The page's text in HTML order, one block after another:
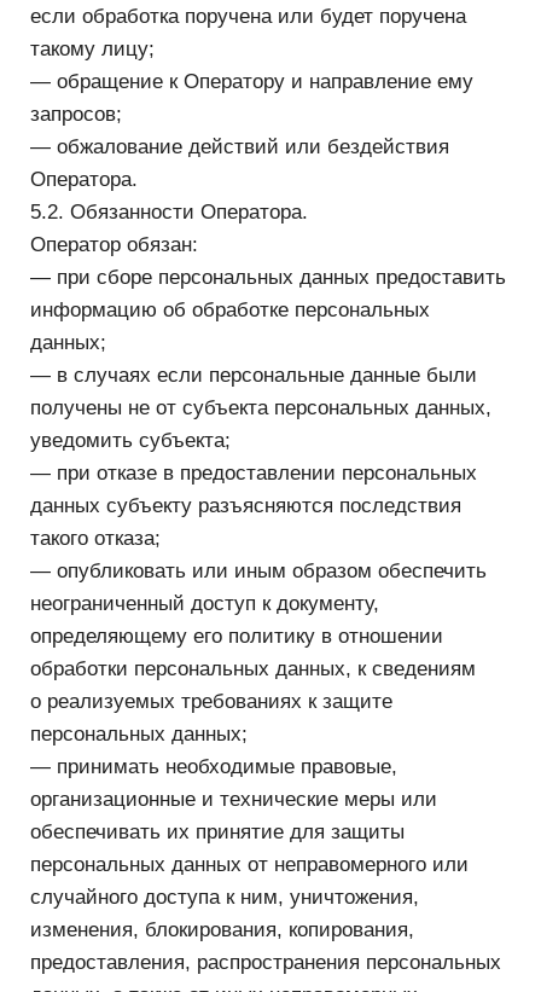
Подписаться на рассылку
Только полезные письма. И не чаще
раза в месяц
Проект Романа Горбачёва
@LogomachineC
logo@logomachine.ru
Я даю согласие наобработку персональных
данныхи ознакомился сполитикой
конфиденциальностисайта
Подписаться
Используя сервис, вы соглашаетесь
Пользовательским соглашением